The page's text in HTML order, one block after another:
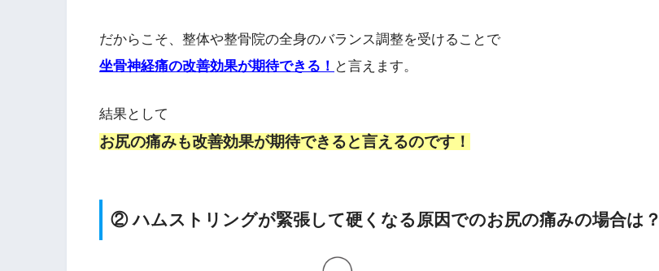
だからこそ、整体や整骨院の全身のバランス調整を受けることで
坐骨神経痛の改善効果が期待できる！ と言えます。
結果として
お尻の痛みも改善効果が期待できると言えるのです！
② ハムストリングが緊張して硬くなる原因でのお尻の痛みの場合は？